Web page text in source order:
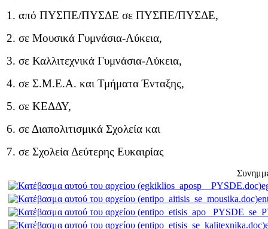
1. από ΠΥΣΠΕ/ΠΥΣΔΕ σε ΠΥΣΠΕ/ΠΥΣΔΕ,
2. σε Μουσικά Γυμνάσια-Λύκεια,
3. σε Καλλιτεχνικά Γυμνάσια-Λύκεια,
4. σε Σ.Μ.Ε.Α. και Τμήματα Ένταξης,
5. σε ΚΕΔΔΥ,
6. σε Διαπολιτισμικά Σχολεία και
7. σε Σχολεία Δεύτερης Ευκαιρίας